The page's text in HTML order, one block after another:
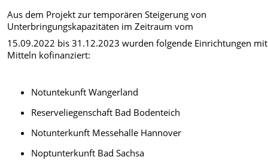
Aus dem Projekt zur temporären Steigerung von
Unterbringungskapazitäten im Zeitraum vom
15.09.2022 bis 31.12.2023 wurden folgende Einrichtungen mit
Mitteln kofinanziert:
Notuntekunft Wangerland
Reserveliegenschaft Bad Bodenteich
Notunterkunft Messehalle Hannover
Noptunterkunft Bad Sachsa